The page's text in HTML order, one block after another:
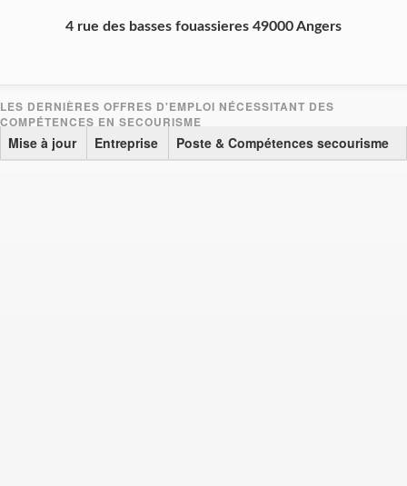
4 rue des basses fouassieres 49000 Angers
Mise à jour Entreprise Poste & Compétences secourisme